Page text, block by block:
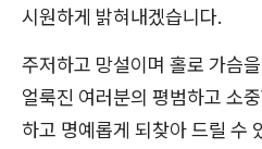
시원하게 밝혀내겠습니다.
주저하고 망설이며 홀로 가슴
얼룩진 여러분의 평범하고 소
하고 명예롭게 되찾아 드릴 수